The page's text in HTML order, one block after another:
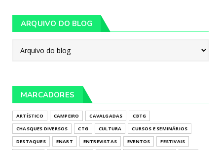
ARQUIVO DO BLOG
MARCADORES
ARTÍSTICO CAMPEIRO CAVALGADAS
CBTG
CHASQUES DIVERSOS
CTG CULTURA
CURSOS E SEMINÁRIOS
DESTAQUES
ENART ENTREVISTAS EVENTOS FESTIVAIS